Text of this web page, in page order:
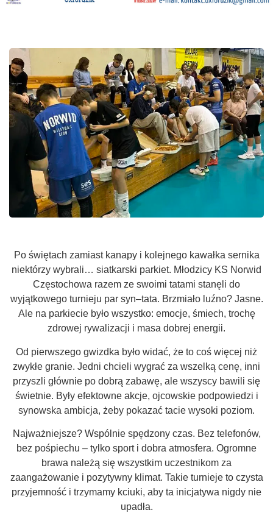
Po świętach zamiast kanapy i kolejnego kawałka sernika
niektórzy wybrali… siatkarski parkiet. Młodzicy KS Norwid
Częstochowa razem ze swoimi tatami stanęli do
wyjątkowego turnieju par syn–tata. Brzmiało luźno? Jasne.
Ale na parkiecie było wszystko: emocje, śmiech, trochę
zdrowej rywalizacji i masa dobrej energii.
Od pierwszego gwizdka było widać, że to coś więcej niż
zwykłe granie. Jedni chcieli wygrać za wszelką cenę, inni
przyszli głównie po dobrą zabawę, ale wszyscy bawili się
świetnie. Były efektowne akcje, ojcowskie podpowiedzi i
synowska ambicja, żeby pokazać tacie wysoki poziom.
Najważniejsze? Wspólnie spędzony czas. Bez telefonów,
bez pośpiechu – tylko sport i dobra atmosfera. Ogromne
brawa należą się wszystkim uczestnikom za
zaangażowanie i pozytywny klimat. Takie turnieje to czysta
przyjemność i trzymamy kciuki, aby ta inicjatywa nigdy nie
upadła.